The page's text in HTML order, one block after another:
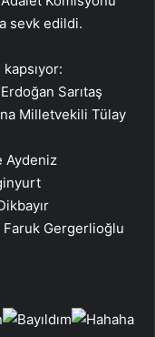
sevk edildi.
Sarıtaş
Milletvekili Tülay
Aydeniz
Gergerlioğlu